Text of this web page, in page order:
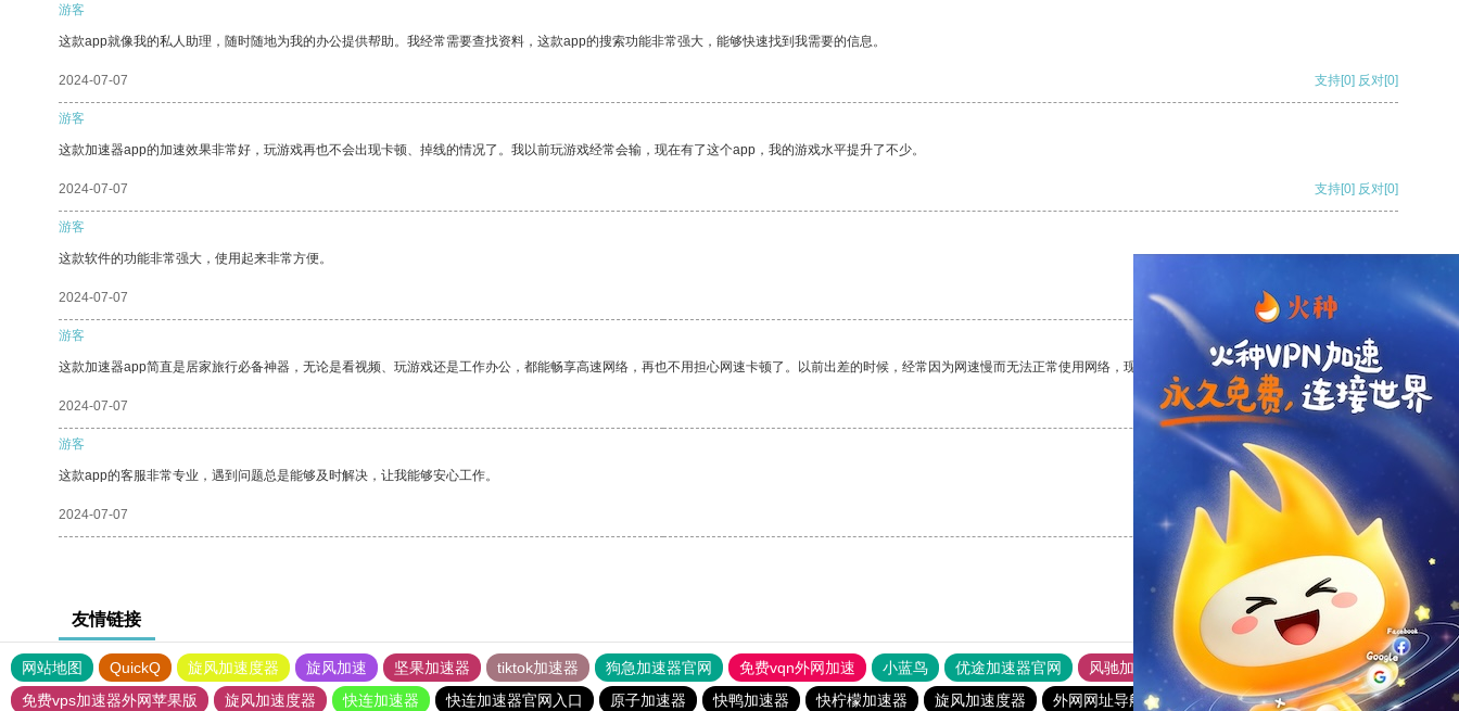
游客
这款app就像我的私人助理，随时随地为我的办公提供帮助。我经常需要查找资料，这款app的搜索功能非常强大，能够快速找到我需要的信息。
2024-07-07 支持[0] 反对[0]
游客
这款加速器app的加速效果非常好，玩游戏再也不会出现卡顿、掉线的情况了。我以前玩游戏经常会输，现在有了这个app，我的游戏水平提升了不少。
2024-07-07 支持[0] 反对[0]
游客
这款软件的功能非常强大，使用起来非常方便。
2024-07-07 支持
游客
这款加速器app简直是居家旅行必备神器，无论是看视频、玩游戏还是工作办公，都能畅享高速网络，再也不用担心网速卡顿了。以前出差的时候，经常因为网速慢而无法正常使用网络，现在有了这个app，我再也不用担心了。
2024-07-07 支持[0] 反对[0]
游客
这款app的客服非常专业，遇到问题总是能够及时解决，让我能够安心工作。
2024-07-07 支持[0] 反对[0]
友情链接
网站地图 QuickQ 旋风加速度器 旋风加速 坚果加速器 tiktok加速器 狗急加速器官网 免费vqn外网加速 小蓝鸟 优途加速器官网 风驰加速器
旋风加速器
免费vps加速器外网苹果版
旋风加速度器 快连加速器 快连加速器官网入口 原子加速器 快鸭加速器 快柠檬加速器 旋风加速度器 外网网址导航 软件中心 anyconnect